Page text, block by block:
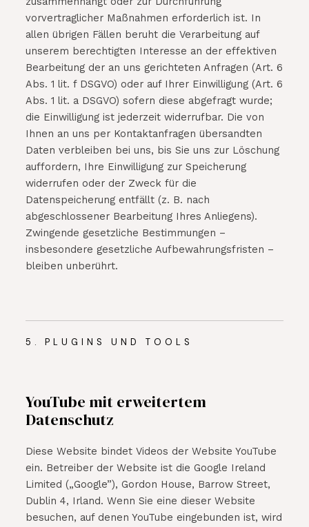
vorvertraglicher Maßnahmen erforderlich ist. In
allen übrigen Fällen beruht die Verarbeitung auf
unserem berechtigten Interesse an der effektiven
Bearbeitung der an uns gerichteten Anfragen (Art. 6
Abs. 1 lit. f DSGVO) oder auf Ihrer Einwilligung (Art. 6
Abs. 1 lit. a DSGVO) sofern diese abgefragt wurde;
die Einwilligung ist jederzeit widerrufbar. Die von
Ihnen an uns per Kontaktanfragen übersandten
Daten verbleiben bei uns, bis Sie uns zur Löschung
auffordern, Ihre Einwilligung zur Speicherung
widerrufen oder der Zweck für die
Datenspeicherung entfällt (z. B. nach
abgeschlossener Bearbeitung Ihres Anliegens).
Zwingende gesetzliche Bestimmungen –
insbesondere gesetzliche Aufbewahrungsfristen –
bleiben unberührt.
5. PLUGINS UND TOOLS
YouTube mit erweitertem
Datenschutz
Diese Website bindet Videos der Website YouTube
ein. Betreiber der Website ist die Google Ireland
Limited („Google”), Gordon House, Barrow Street,
Dublin 4, Irland. Wenn Sie eine dieser Website
besuchen, auf denen YouTube eingebunden ist, wird